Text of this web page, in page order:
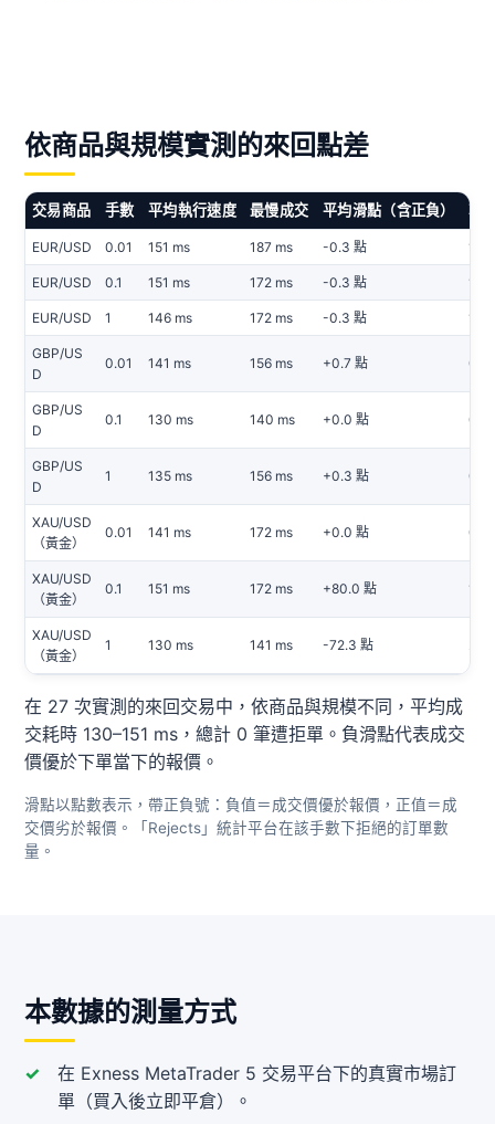
依商品與規模實測的來回點差
交易商品 手數 平均執行速度 最慢成交 平均滑點（含正負） 較
EUR/USD 0.01 151 ms 187 ms -0.3 點 1 /
EUR/USD 0.1 151 ms 172 ms -0.3 點 1 /
EUR/USD 1 146 ms 172 ms -0.3 點 1 /
GBP/US
D
0.01 141 ms 156 ms +0.7 點 0 /
GBP/US
D
0.1 130 ms 140 ms +0.0 點 0 /
GBP/US
D
1 135 ms 156 ms +0.3 點 0 /
XAU/USD
（黃金）
0.01 141 ms 172 ms +0.0 點 0 /
XAU/USD
（黃金）
0.1 151 ms 172 ms +80.0 點 1 /
XAU/USD
（黃金）
1 130 ms 141 ms -72.3 點
在 27 次實測的來回交易中，依商品與規模不同，平均成
交耗時 130–151 ms，總計 0 筆遭拒單。負滑點代表成交
價優於下單當下的報價。
滑點以點數表示，帶正負號：負值＝成交價優於報價，正值＝成
交價劣於報價。「Rejects」統計平台在該手數下拒絕的訂單數
量。
本數據的測量方式
在 Exness MetaTrader 5 交易平台下的真實市場訂
單（買入後立即平倉）。